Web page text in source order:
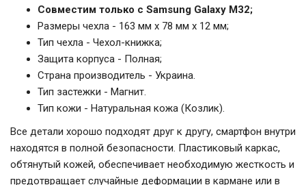
Совместим только с Samsung Galaxy M32;
Размеры чехла - 163 мм x 78 мм x 12 мм;
Тип чехла - Чехол-книжка;
Защита корпуса - Полная;
Страна производитель - Украина.
Тип застежки - Магнит.
Тип кожи - Натуральная кожа (Козлик).
Все детали хорошо подходят друг к другу, смартфон внутри
находятся в полной безопасности. Пластиковый каркас,
обтянутый кожей, обеспечивает необходимую жесткость и
предотвращает случайные деформации в кармане или в